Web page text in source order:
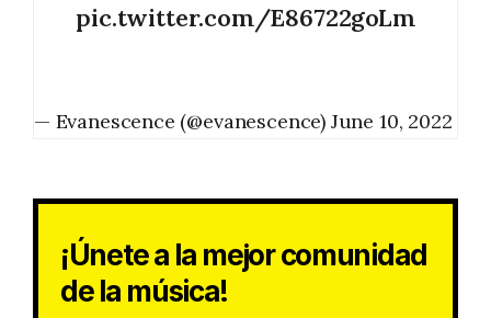
pic.twitter.com/E86722goLm
— Evanescence (@evanescence) June 10, 2022
¡Únete a la mejor comunidad
de la música!